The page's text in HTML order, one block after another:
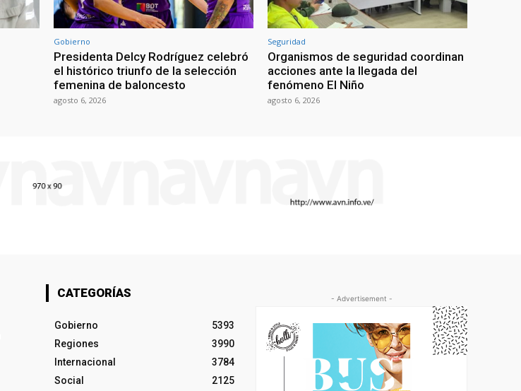
Gobierno
Presidenta Delcy Rodríguez celebró
el histórico triunfo de la selección
femenina de baloncesto
agosto 6, 2026
Seguridad
Organismos de seguridad coordinan
acciones ante la llegada del
fenómeno El Niño
agosto 6, 2026
CATEGORÍAS
Gobierno
5393
Regiones
3990
Internacional
3784
Social
2125
- Advertisement -